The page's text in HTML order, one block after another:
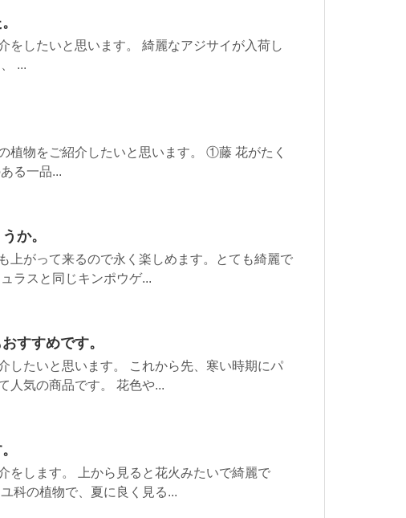
をしたいと思います。 綺麗なアジサイが入荷し
...
植物をご紹介したいと思います。 ①藤 花がたく
る一品...
か。
上がって来るので永く楽しめます。とても綺麗で
ラスと同じキンポウゲ...
すすめです。
したいと思います。 これから先、寒い時期にパ
人気の商品です。 花色や...
をします。 上から見ると花火みたいで綺麗で
科の植物で、夏に良く見る...